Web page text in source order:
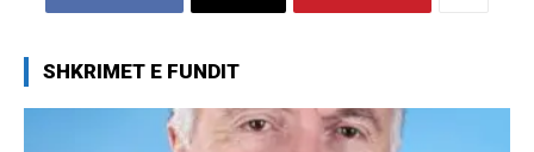
SHKRIMET E FUNDIT